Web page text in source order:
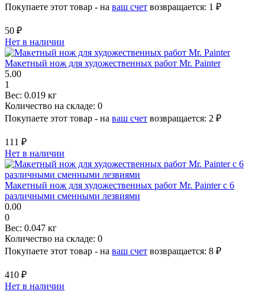
Покупаете этот товар - на ваш счет возвращается: 1 ₽
50 ₽
Нет в наличии
Макетный нож для художественных работ Mr. Painter
5.00
1
Вес: 0.019 кг
Количество на складе: 0
Покупаете этот товар - на ваш счет возвращается: 2 ₽
111 ₽
Нет в наличии
Макетный нож для художественных работ Mr. Painter с 6
различными сменными лезвиями
0.00
0
Вес: 0.047 кг
Количество на складе: 0
Покупаете этот товар - на ваш счет возвращается: 8 ₽
410 ₽
Нет в наличии